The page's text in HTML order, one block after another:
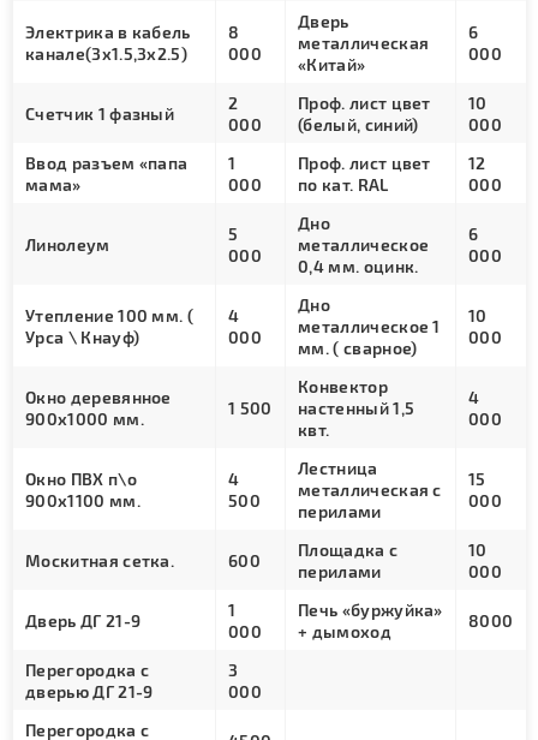
Электрика в кабель
канале(3х1.5,3х2.5)
8
000
Дверь
металлическая
«Китай»
6
000
Счетчик 1 фазный
2
000
Проф. лист цвет
(белый, синий)
10
000
Ввод разъем «папа
мама»
1
000
Проф. лист цвет
по кат. RAL
12
000
Линолеум
5
000
Дно
металлическое
0,4 мм. оцинк.
6
000
Утепление 100 мм. (
Урса \ Кнауф)
4
000
Дно
металлическое 1
мм. ( сварное)
10
000
Окно деревянное
900х1000 мм.
1 500
Конвектор
настенный 1,5
квт.
4
000
Окно ПВХ п\о
900х1100 мм.
4
500
Лестница
металлическая с
перилами
15
000
Москитная сетка. 600
Площадка с
перилами
10
000
Дверь ДГ 21-9
1
000
Печь «буржуйка»
+ дымоход
8000
Перегородка с
дверью ДГ 21-9
3
000
Перегородка с